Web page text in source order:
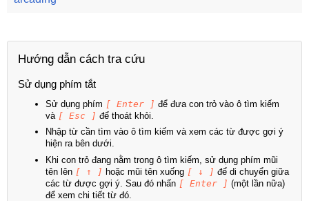
Hướng dẫn cách tra cứu
Sử dụng phím tắt
Sử dụng phím [ Enter ] để đưa con trỏ vào ô tìm kiếm
và [ Esc ] để thoát khỏi.
Nhập từ cần tìm vào ô tìm kiếm và xem các từ được gợi ý
hiện ra bên dưới.
Khi con trỏ đang nằm trong ô tìm kiếm, sử dụng phím mũi
tên lên [ ↑ ] hoặc mũi tên xuống [ ↓ ] để di chuyển giữa
các từ được gợi ý. Sau đó nhấn [ Enter ] (một lần nữa)
để xem chi tiết từ đó.